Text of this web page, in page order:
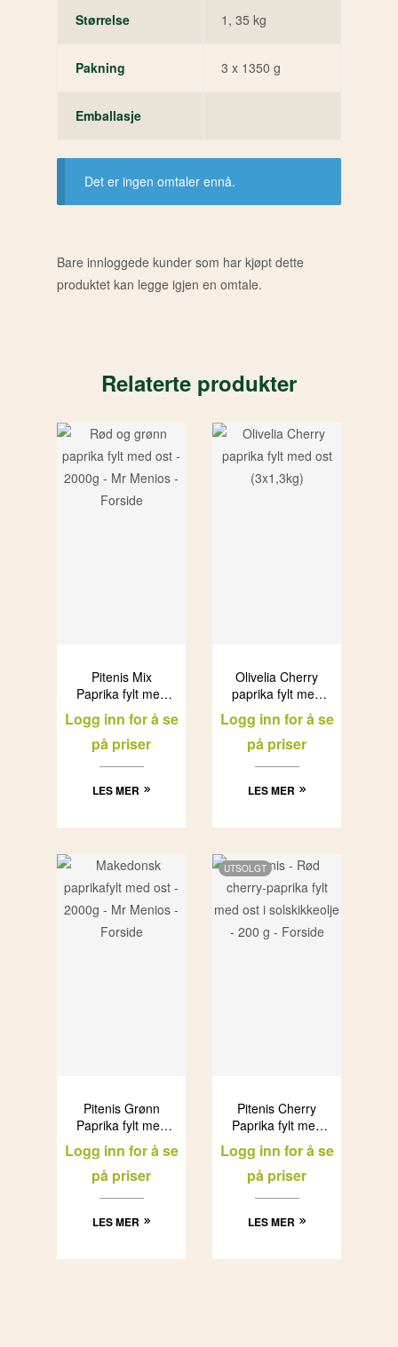
Størrelse 1, 35 kg
Pakning 3 x 1350 g
Emballasje
Det er ingen omtaler ennå.
Bare innloggede kunder som har kjøpt dette
produktet kan legge igjen en omtale.
Relaterte produkter
Pitenis Mix
Paprika fylt med
Ost (6×1,5 kg)
Logg inn for å se
på priser
LES MER
Olivelia Cherry
paprika fylt med
ost (3×1,3kg)
Logg inn for å se
på priser
LES MER
Pitenis Grønn
Paprika fylt med
ost (6×1,5kg)
Logg inn for å se
på priser
LES MER
UTSOLGT
Pitenis Cherry
Paprika fylt med
ost (8 x 200g)
Logg inn for å se
på priser
LES MER